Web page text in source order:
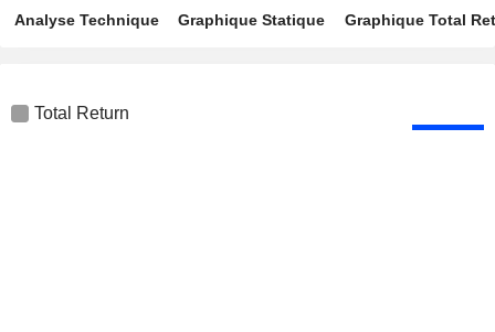
Analyse Technique Graphique Statique Graphique Total
Total Return